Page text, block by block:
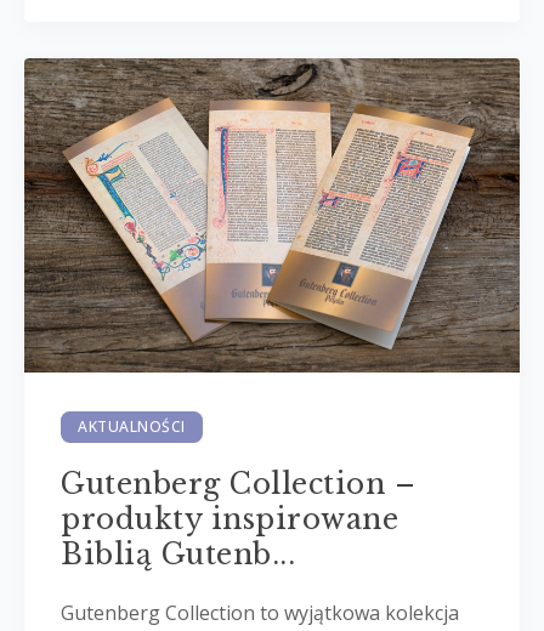
AKTUALNOŚCI
Gutenberg Collection –
produkty inspirowane
Biblią Gutenb...
Gutenberg Collection to wyjątkowa kolekcja